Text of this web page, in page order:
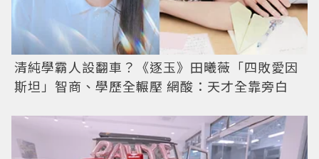
清純學霸人設翻車？《逐玉》田曦薇「四敗愛因
斯坦」智商、學歷全輾壓 網酸：天才全靠旁白